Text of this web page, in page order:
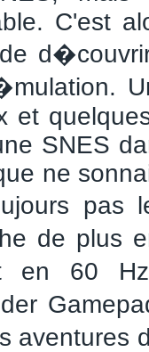
C'est
et
SNES
ne
pas
de plus
en 60
aventures